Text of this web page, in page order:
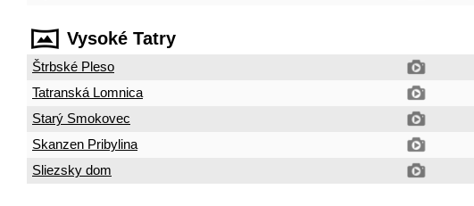
Vysoké Tatry
Štrbské Pleso
Tatranská Lomnica
Starý Smokovec
Skanzen Pribylina
Sliezsky dom